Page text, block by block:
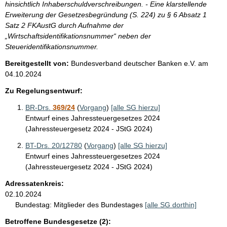
hinsichtlich Inhaberschuldverschreibungen. - Eine klarstellende
Erweiterung der Gesetzesbegründung (S. 224) zu § 6 Absatz 1
Satz 2 FKAustG durch Aufnahme der
„Wirtschaftsidentifikationsnummer“ neben der
Steueridentifikationsnummer.
Bereitgestellt von: Bundesverband deutscher Banken e.V. am
04.10.2024
Zu Regelungsentwurf:
BR-Drs. 369/24 (Vorgang) [alle SG hierzu]
Entwurf eines Jahressteuergesetzes 2024
(Jahressteuergesetz 2024 - JStG 2024)
BT-Drs. 20/12780 (Vorgang) [alle SG hierzu]
Entwurf eines Jahressteuergesetzes 2024
(Jahressteuergesetz 2024 - JStG 2024)
Adressatenkreis:
02.10.2024
Bundestag: Mitglieder des Bundestages [alle SG dorthin]
Betroffene Bundesgesetze (2):